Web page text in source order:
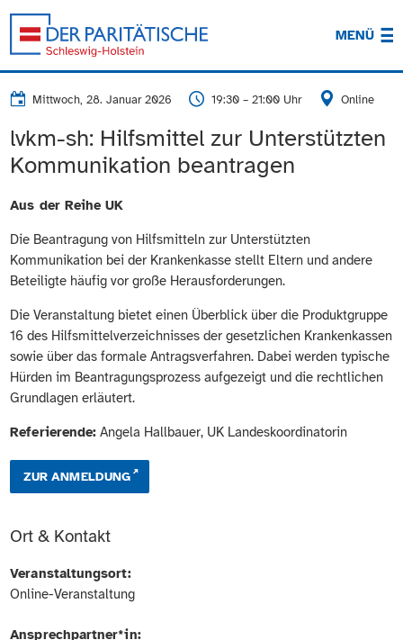
MENÜ
Mittwoch, 28. Januar 2026 19:30 – 21:00 Uhr Online
lvkm-sh: Hilfsmittel zur Unterstützten
Kommunikation beantragen
Aus der Reihe UK
Die Beantragung von Hilfsmitteln zur Unterstützten
Kommunikation bei der Krankenkasse stellt Eltern und andere
Beteiligte häufig vor große Herausforderungen.
Die Veranstaltung bietet einen Überblick über die Produktgruppe
16 des Hilfsmittelverzeichnisses der gesetzlichen Krankenkassen
sowie über das formale Antragsverfahren. Dabei werden typische
Hürden im Beantragungsprozess aufgezeigt und die rechtlichen
Grundlagen erläutert.
Referierende: Angela Hallbauer, UK Landeskoordinatorin
ZUR ANMELDUNG
Ort & Kontakt
Veranstaltungsort:
Online-Veranstaltung
Ansprechpartner*in: